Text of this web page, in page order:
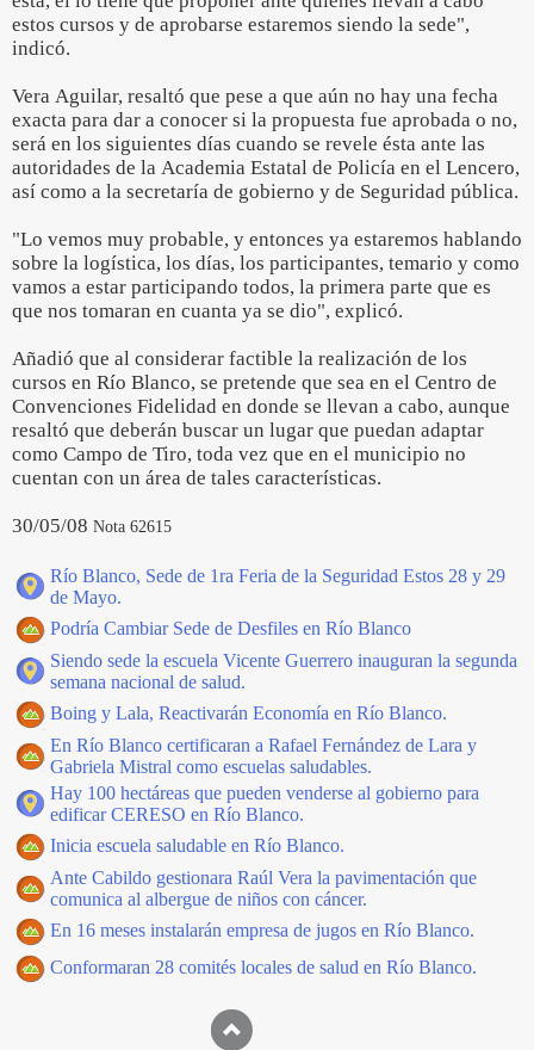
estos cursos y de aprobarse estaremos siendo la sede",
indicó.
Vera Aguilar, resaltó que pese a que aún no hay una fecha
exacta para dar a conocer si la propuesta fue aprobada o no,
será en los siguientes días cuando se revele ésta ante las
autoridades de la Academia Estatal de Policía en el Lencero,
así como a la secretaría de gobierno y de Seguridad pública.
"Lo vemos muy probable, y entonces ya estaremos hablando
sobre la logística, los días, los participantes, temario y como
vamos a estar participando todos, la primera parte que es
que nos tomaran en cuanta ya se dio", explicó.
Añadió que al considerar factible la realización de los
cursos en Río Blanco, se pretende que sea en el Centro de
Convenciones Fidelidad en donde se llevan a cabo, aunque
resaltó que deberán buscar un lugar que puedan adaptar
como Campo de Tiro, toda vez que en el municipio no
cuentan con un área de tales características.
30/05/08 Nota 62615
Río Blanco, Sede de 1ra Feria de la Seguridad Estos 28 y 29
de Mayo.
Podría Cambiar Sede de Desfiles en Río Blanco
Siendo sede la escuela Vicente Guerrero inauguran la segunda
semana nacional de salud.
Boing y Lala, Reactivarán Economía en Río Blanco.
En Río Blanco certificaran a Rafael Fernández de Lara y
Gabriela Mistral como escuelas saludables.
Hay 100 hectáreas que pueden venderse al gobierno para
edificar CERESO en Río Blanco.
Inicia escuela saludable en Río Blanco.
Ante Cabildo gestionara Raúl Vera la pavimentación que
comunica al albergue de niños con cáncer.
En 16 meses instalarán empresa de jugos en Río Blanco.
Conformaran 28 comités locales de salud en Río Blanco.